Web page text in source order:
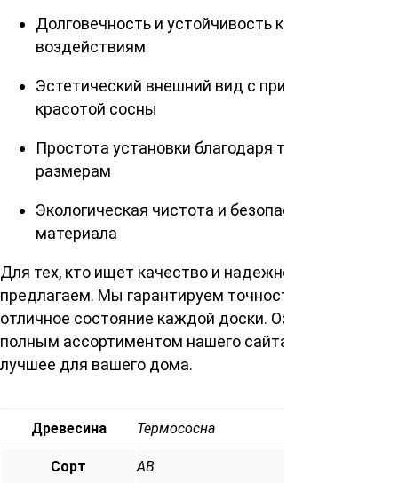
Долговечность и устойчивость к внешним
воздействиям
Эстетический внешний вид с природной
красотой сосны
Простота установки благодаря точным
размерам
Экологическая чистота и безопасность
материала
Для тех, кто ищет качество и надежность,
предлагаем. Мы гарантируем точность геометрии и
отличное состояние каждой доски. Ознакомьтесь с
полным ассортиментом нашего сайта и выберите
лучшее для вашего дома.
Древесина Термососна
Сорт АВ